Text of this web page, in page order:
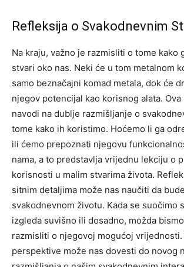
Refleksija o Svakodnevnim
Na kraju, važno je razmisliti o tome kako
stvari oko nas. Neki će u tom metalnom
samo beznačajni komad metala, dok će
njegov potencijal kao korisnog alata. Ova
navodi na dublje razmišljanje o
tome kako ih koristimo. Hoćemo li ga
ili ćemo prepoznati njegovu
nama, a to predstavlja vrijednu lekciju o
korisnosti u malim stvarima života.
sitnim detaljima može nas naučiti da
svakodnevnom životu. Kada se suočimo
izgleda suvišno ili dosadno, možda
razmisliti o njegovoj mogućoj vrijednosti.
perspektive može nas dovesti do novog